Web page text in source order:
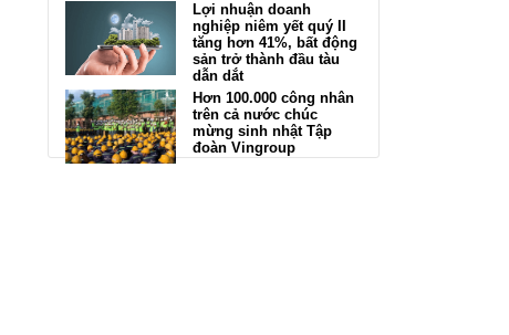
Lợi nhuận doanh
nghiệp niêm yết quý II
tăng hơn 41%, bất động
sản trở thành đầu tàu
dẫn dắt
Hơn 100.000 công nhân
trên cả nước chúc
mừng sinh nhật Tập
đoàn Vingroup